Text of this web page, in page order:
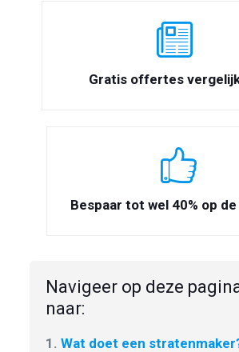
Gratis offertes
Bespaar tot wel 40% op
Navigeer op deze
naar:
1. Wat doet een